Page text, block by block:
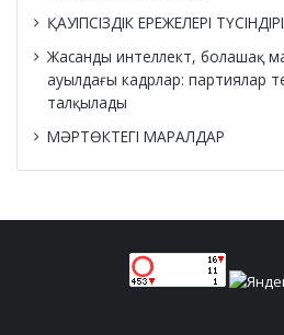
ҚАУІПСІЗДІК ЕРЕЖЕЛЕРІ
Жасанды интеллект, болашақ
ауылдағы кадрлар: партиялар
талқылады
МӘРТӨКТЕГІ МАРАЛДАР